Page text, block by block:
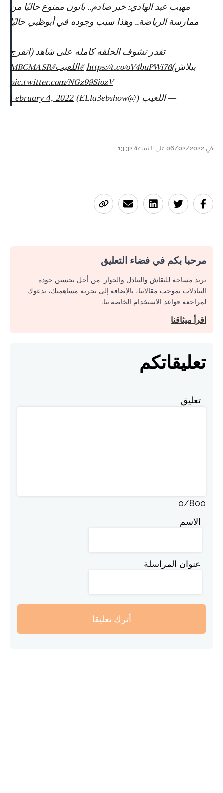
مهيب عبد الهادي: خبر صادم.. بانون ممنوع حاليًا من
ممارسة الرياضة.. وهذا سبب وجوده في أبوظبي حاليًا
تقدر تشوف الحلقه كامله على شاهد (اتفرج
ببلاش)https://t.co/oV4buPWi76 #اللعيب#MBCMASR
pic.twitter.com/NGz99SiozV
— اللعيب (@ELla3ebshow) February 4, 2022
في 06/02/2022 على الساعة 13:32
مرحبا بكم في فضاء التعليق
نريد مساحة للنقاش والتبادل والحوار. من أجل تحسين جودة
التبادلات بموجب مقالاتنا، بالإضافة إلى تجربة مساهمتك، ندعوك
لمراجعة قواعد الاستخدام الخاصة بنا.
اقرأ ميثاقنا
تعليقاتكم
تعليق
0/800
الاسم
عنوان المراسلة
أترك تعليقا